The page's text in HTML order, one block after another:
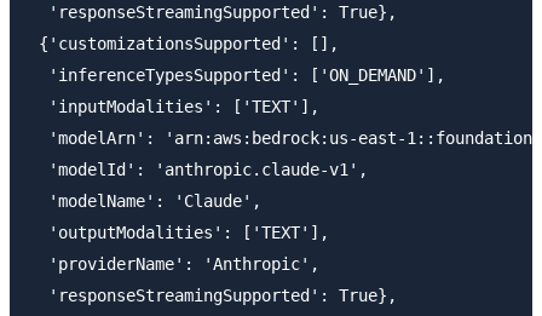
  'responseStreamingSupported': True},
{'customizationsSupported': [],
  'inferenceTypesSupported': ['ON_DEMAND'],
  'inputModalities': ['TEXT'],
'modelArn': 'arn:aws:bedrock:us-east-
  'modelId': 'anthropic.claude-v1',
  'modelName': 'Claude',
  'outputModalities': ['TEXT'],
  'providerName': 'Anthropic',
  'responseStreamingSupported': True},